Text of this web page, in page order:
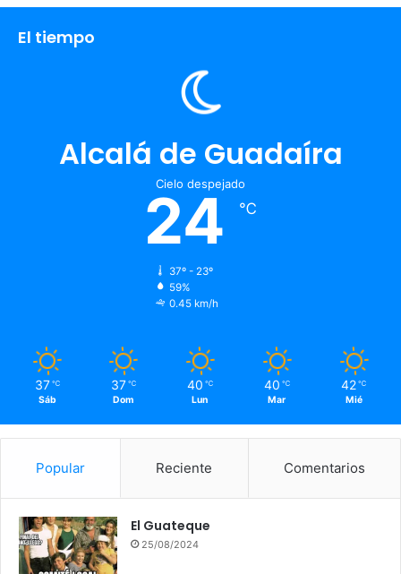
El tiempo
Alcalá de Guadaíra
Cielo despejado
24 ℃
37º - 23º
59%
0.45 km/h
37 ℃
Sáb
37 ℃
Dom
40 ℃
Lun
40 ℃
Mar
42 ℃
Mié
Popular Reciente Comentarios
El Guateque
25/08/2024